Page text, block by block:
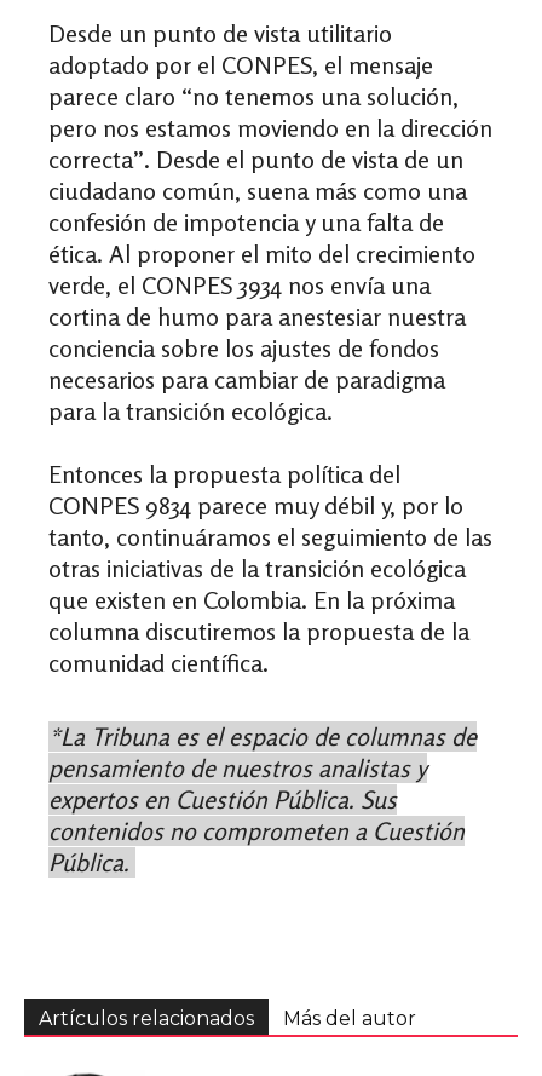
Desde un punto de vista utilitario
adoptado por el CONPES, el mensaje
parece claro “no tenemos una solución,
pero nos estamos moviendo en la dirección
correcta”. Desde el punto de vista de un
ciudadano común, suena más como una
confesión de impotencia y una falta de
ética. Al proponer el mito del crecimiento
verde, el CONPES 3934 nos envía una
cortina de humo para anestesiar nuestra
conciencia sobre los ajustes de fondos
necesarios para cambiar de paradigma
para la transición ecológica.
Entonces la propuesta política del
CONPES 9834 parece muy débil y, por lo
tanto, continuáramos el seguimiento de las
otras iniciativas de la transición ecológica
que existen en Colombia. En la próxima
columna discutiremos la propuesta de la
comunidad científica.
*La Tribuna es el espacio de columnas de
pensamiento de nuestros analistas y
expertos en Cuestión Pública. Sus
contenidos no comprometen a Cuestión
Pública.
Artículos relacionados Más del autor